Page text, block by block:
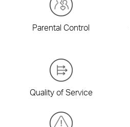
Parental Control
Quality of Service